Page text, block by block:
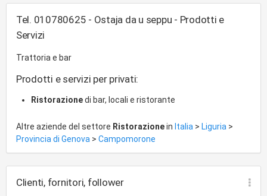
Tel. 010780625 - Ostaja da u seppu - Prodotti e
Servizi
Trattoria e bar
Prodotti e servizi per privati:
Ristorazionedi bar, locali e ristorante
Altre aziende del settore Ristorazionein Italia > Liguria >
Provincia di Genova > Campomorone
Clienti, fornitori, follower